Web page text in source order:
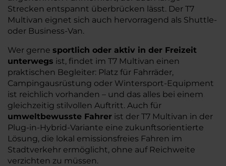
Strecken entspannt überbrücken lässt. Der T7
Multivan eignet sich auch hervorragend als Shuttle-
oder Business-Van.
Wer gerne sportlich oder aktiv in der Freizeit
unterwegs ist, findet im T7 Multivan einen
praktischen Begleiter: Platz für Fahrräder,
Campingausrüstung oder Wintersport-Equipment
ist reichlich vorhanden – und das alles bei einem
gleichzeitig stilvollen Auftritt. Auch für
umweltbewusste Fahrer ist der T7 Multivan in der
Plug-in-Hybrid-Variante eine zukunftsorientierte
Lösung, die lokal emissionsfreies Fahren im
Stadtverkehr ermöglicht, ohne auf Reichweite
verzichten zu müssen.